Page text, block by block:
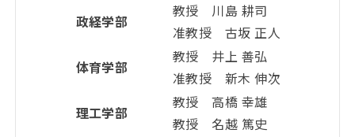
政経学部
教授 川島 耕司
准教授 古坂 正人
体育学部
教授 井上 善弘
准教授 新木 伸次
理工学部
教授 高橋 幸雄
教授 名越 篤史